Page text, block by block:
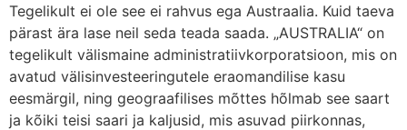
Tegelikult ei ole see ei rahvus ega Austraalia. Kuid taeva
pärast ära lase neil seda teada saada. „AUSTRALIA“ on
tegelikult välismaine administratiivkorporatsioon, mis on
avatud välisinvesteeringutele eraomandilise kasu
eesmärgil, ning geograafilises mõttes hõlmab see saart
ja kõiki teisi saari ja kaljusid, mis asuvad piirkonnas,